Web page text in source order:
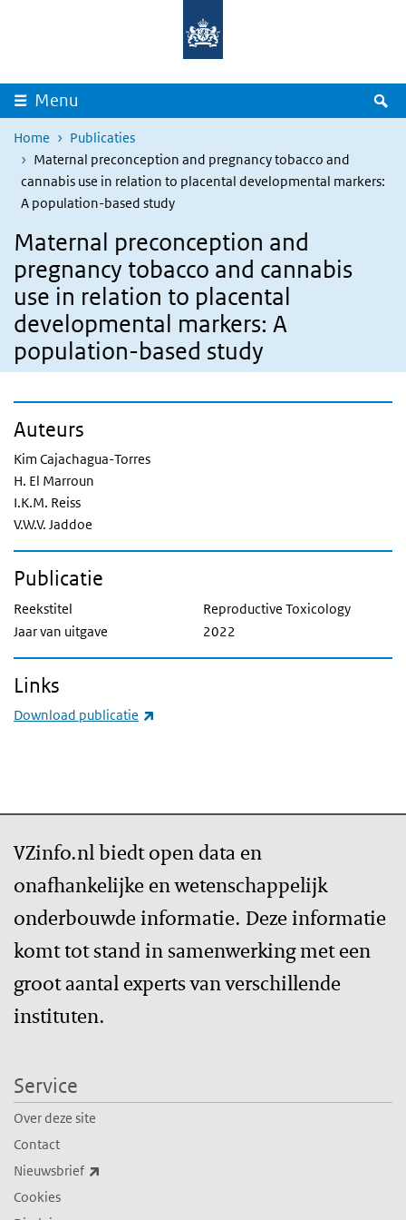
Overslaan en naar de inhoud gaan
Menu
Home
Publicaties
Maternal preconception and pregnancy tobacco and
cannabis use in relation to placental developmental markers:
A population-based study
Maternal preconception and
pregnancy tobacco and cannabis
use in relation to placental
developmental markers: A
population-based study
Auteurs
Kim Cajachagua-Torres
H. El Marroun
I.K.M. Reiss
V.W.V. Jaddoe
Publicatie
Reekstitel
Reproductive Toxicology
Jaar van uitgave
2022
Links
Download publicatie
VZinfo.nl biedt open data en
onafhankelijke en wetenschappelijk
onderbouwde informatie. Deze informatie
komt tot stand in samenwerking met een
groot aantal experts van verschillende
instituten.
Service
Over deze site
Contact
Nieuwsbrief
Cookies